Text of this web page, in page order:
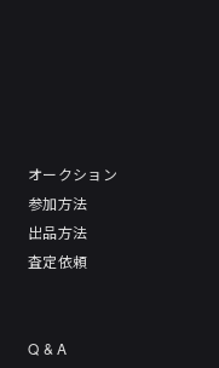
オークション
参加方法
出品方法
査定依頼
Q & A